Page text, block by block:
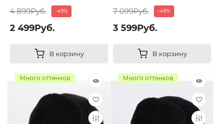
4 899Руб. -49%
2 499Руб.
В корзину
7 099Руб. -49%
3 599Руб.
В корзину
Много оттенков Много оттенков